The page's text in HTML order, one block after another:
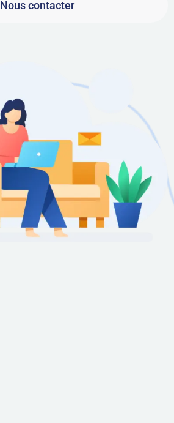
Nous contacter